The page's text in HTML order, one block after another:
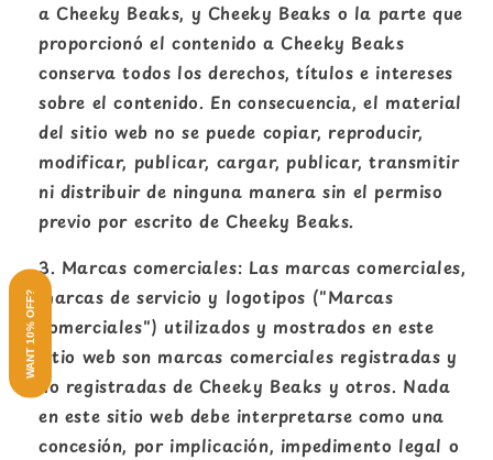
a Cheeky Beaks, y Cheeky Beaks o la parte que
proporcionó el contenido a Cheeky Beaks
conserva todos los derechos, títulos e intereses
sobre el contenido. En consecuencia, el material
del sitio web no se puede copiar, reproducir,
modificar, publicar, cargar, publicar, transmitir
ni distribuir de ninguna manera sin el permiso
previo por escrito de Cheeky Beaks.
Marcas comerciales: Las marcas comerciales,
marcas de servicio y logotipos ("Marcas
comerciales") utilizados y mostrados en este
sitio web son marcas comerciales registradas y
no registradas de Cheeky Beaks y otros. Nada
en este sitio web debe interpretarse como una
concesión, por implicación, impedimento legal o
WANT 10% OFF?